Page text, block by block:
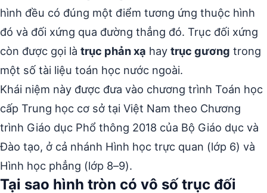
hình đều có đúng một điểm tương ứng thuộc hình
đó và đối xứng qua đường thẳng đó. Trục đối xứng
còn được gọi là trục phản xạ hay trục gương trong
một số tài liệu toán học nước ngoài.
Khái niệm này được đưa vào chương trình Toán học
cấp Trung học cơ sở tại Việt Nam theo Chương
trình Giáo dục Phổ thông 2018 của Bộ Giáo dục và
Đào tạo, ở cả nhánh Hình học trực quan (lớp 6) và
Hình học phẳng (lớp 8–9).
Tại sao hình tròn có vô số trục đối